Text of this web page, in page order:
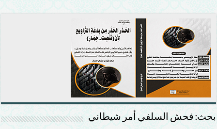
بحث: فحش السلفي أمر شيطاني